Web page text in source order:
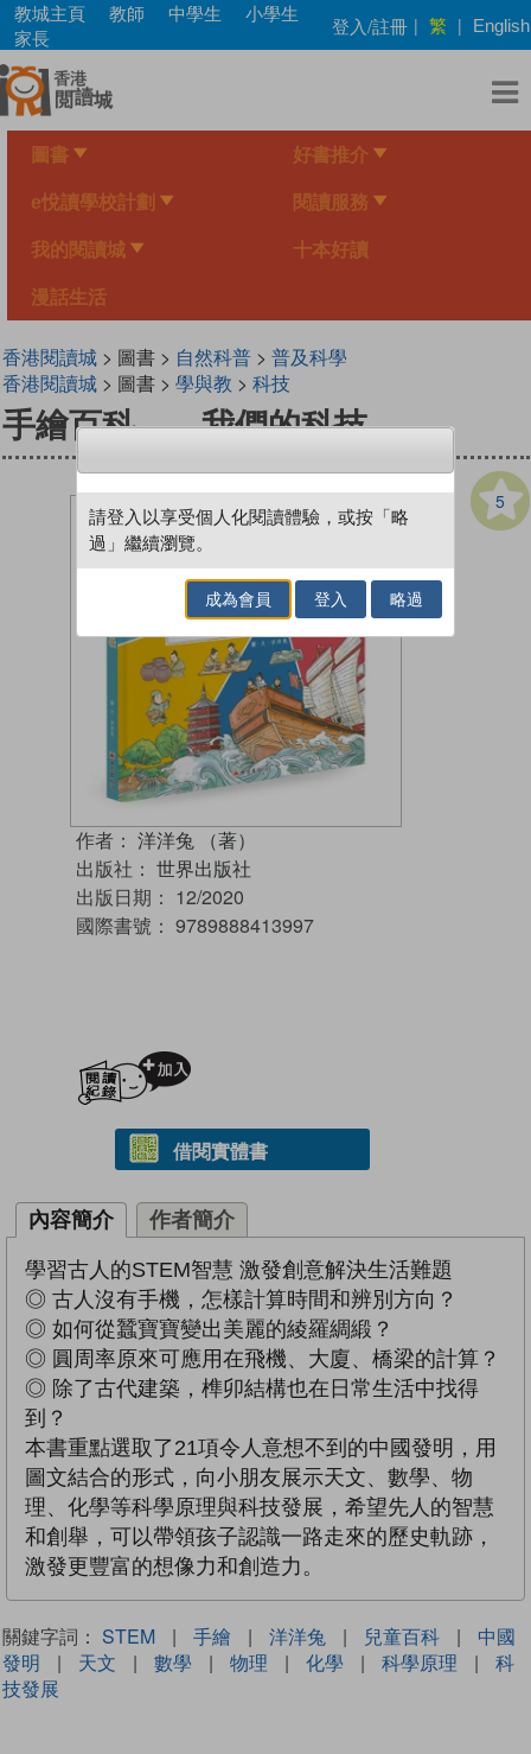
Skip
main
content
教城主頁 教師 中學生
小學生
家長
登入/註冊 | 繁 | English
圖書 好書推介
e悅讀學校計劃 閱讀服務
我的閱讀城 十本好讀
漫話生活
香港閱讀城> 圖書 > 自然科普> 普及科學
香港閱讀城> 圖書 > 學與教 > 科技
手繪百科——我們的科技
5
作者： 洋洋兔 （著）
出版社： 世界出版社
出版日期： 12/2020
國際書號： 9789888413997
借閱實體書
內容簡介 作者簡介
學習古人的STEM智慧 激發創意解決生活難題
◎ 古人沒有手機，怎樣計算時間和辨別方向？
◎ 如何從蠶寶寶變出美麗的綾羅綢緞？
◎ 圓周率原來可應用在飛機、大廈、橋梁的計算？
◎ 除了古代建築，榫卯結構也在日常生活中找得
到？
本書重點選取了21項令人意想不到的中國發明，用
圖文結合的形式，向小朋友展示天文、數學、物
理、化學等科學原理與科技發展，希望先人的智慧
和創舉，可以帶領孩子認識一路走來的歷史軌跡，
激發更豐富的想像力和創造力。
關鍵字詞： STEM | 手繪 | 洋洋兔 | 兒童百科 |
中國
發明
| 天文 | 數學 | 物理 | 化學 | 科學原理 |
科
技發展
請登入以享受個人化閱讀體驗，或按「略
過」繼續瀏覽。
成為會員 登入 略過